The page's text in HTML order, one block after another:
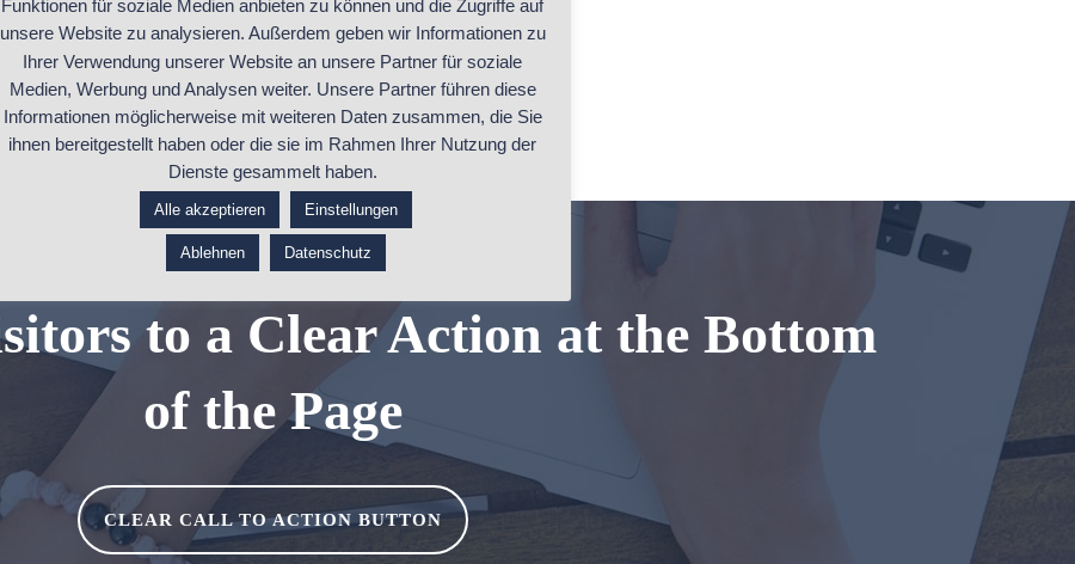
to a Clear Action at the Bottom
of the Page
CLEAR CALL TO ACTION BUTTON
Funktionen für soziale Medien anbieten zu können und die Zugriffe auf
unsere Website zu analysieren. Außerdem geben wir Informationen zu
Ihrer Verwendung unserer Website an unsere Partner für soziale
Medien, Werbung und Analysen weiter. Unsere Partner führen diese
Informationen möglicherweise mit weiteren Daten zusammen, die Sie
ihnen bereitgestellt haben oder die sie im Rahmen Ihrer Nutzung der
Dienste gesammelt haben.
Alle akzeptieren Einstellungen
Ablehnen Datenschutz